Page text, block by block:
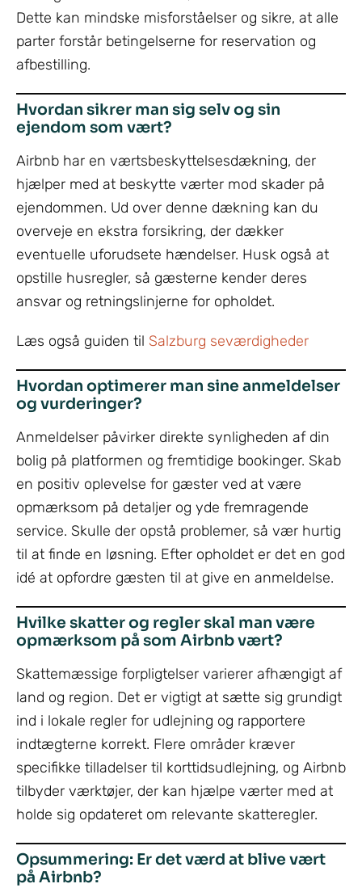
Dette kan mindske misforståelser og sikre, at alle
parter forstår betingelserne for reservation og
afbestilling.
Hvordan sikrer man sig selv og sin
ejendom som vært?
Airbnb har en værtsbeskyttelsesdækning, der
hjælper med at beskytte værter mod skader på
ejendommen. Ud over denne dækning kan du
overveje en ekstra forsikring, der dækker
eventuelle uforudsete hændelser. Husk også at
opstille husregler, så gæsterne kender deres
ansvar og retningslinjerne for opholdet.
Læs også guiden til Salzburg seværdigheder
Hvordan optimerer man sine anmeldelser
og vurderinger?
Anmeldelser påvirker direkte synligheden af din
bolig på platformen og fremtidige bookinger. Skab
en positiv oplevelse for gæster ved at være
opmærksom på detaljer og yde fremragende
service. Skulle der opstå problemer, så vær hurtig
til at finde en løsning. Efter opholdet er det en god
idé at opfordre gæsten til at give en anmeldelse.
Hvilke skatter og regler skal man være
opmærksom på som Airbnb vært?
Skattemæssige forpligtelser varierer afhængigt af
land og region. Det er vigtigt at sætte sig grundigt
ind i lokale regler for udlejning og rapportere
indtægterne korrekt. Flere områder kræver
specifikke tilladelser til korttidsudlejning, og Airbnb
tilbyder værktøjer, der kan hjælpe værter med at
holde sig opdateret om relevante skatteregler.
Opsummering: Er det værd at blive vært
på Airbnb?